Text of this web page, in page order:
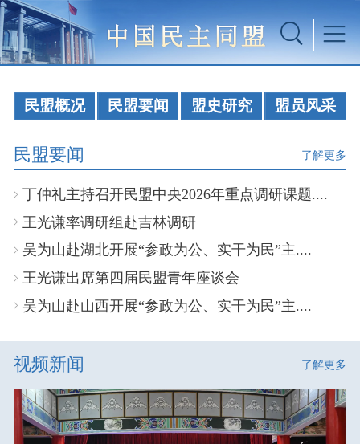
民盟概况 民盟要闻 盟史研究 盟员风采
民盟要闻 了解更多
丁仲礼主持召开民盟中央2026年重点调研课题....
王光谦率调研组赴吉林调研
吴为山赴湖北开展“参政为公、实干为民”主....
王光谦出席第四届民盟青年座谈会
吴为山赴山西开展“参政为公、实干为民”主....
视频新闻 了解更多